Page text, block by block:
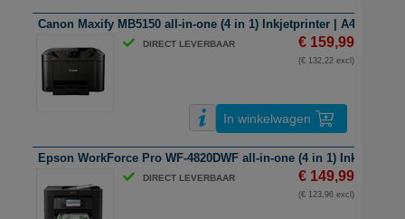
Canon Maxify MB5150 all-in-one (4 in 1) Inkjetprinter | A4 | kleur |
DIRECT LEVERBAAR € 159,99
(€ 132,22 excl)
In winkelwagen
Epson WorkForce Pro WF-4820DWF all-in-one (4 in 1)
DIRECT LEVERBAAR € 149,99
(€ 123,96 excl)